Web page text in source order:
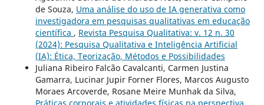
de Souza, Uma análise do uso de IA generativa como
investigadora em pesquisas qualitativas em educação
científica , Revista Pesquisa Qualitativa: v. 12 n. 30
(2024): Pesquisa Qualitativa e Inteligência Artificial
(IA): Ética, Teorização, Métodos e Possibilidades
Juliana Ribeiro Falcão Cavalcanti, Carmen Justina
Gamarra, Lucinar Jupir Forner Flores, Marcos Augusto
Moraes Arcoverde, Rosane Meire Munhak da Silva,
Práticas corporais e atividades físicas na perspectiva